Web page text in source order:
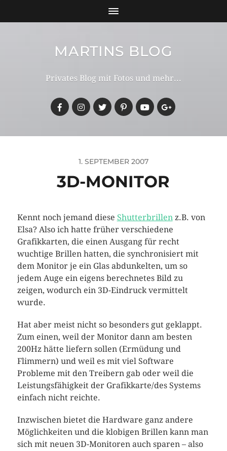
MARTINS BLOG
Privates Blog mit Fotos und mehr...
1. SEPTEMBER 2007
3D-MONITOR
Kennt noch jemand diese Shutterbrillenz.B. von
Elsa? Also ich hatte früher verschiedene
Grafikkarten, die einen Ausgang für recht
wuchtige Brillen hatten, die synchronisiert mit
dem Monitor je ein Glas abdunkelten, um so
jedem Auge ein eigens berechnetes Bild zu
zeigen, wodurch ein 3D-Eindruck vermittelt
wurde.
Hat aber meist nicht so besonders gut geklappt.
Zum einen, weil der Monitor dann am besten
200Hz hätte liefern sollen (Ermüdung und
Flimmern) und weil es mit viel Software
Probleme mit den Treibern gab oder weil die
Leistungsfähigkeit der Grafikkarte/des Systems
einfach nicht reichte.
Inzwischen bietet die Hardware ganz andere
Möglichkeiten und die klobigen Brillen kann man
sich mit neuen 3D-Monitoren auch sparen – also